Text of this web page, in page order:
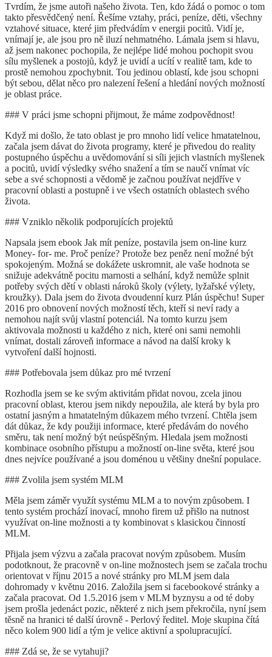
Tvrdím, že jsme autoři našeho života. Ten, kdo žádá o pomoc o tom
takto přesvědčený není. Řešíme vztahy, práci, peníze, děti, všechny
vztahové situace, které jim předvádím v energii pocitů. Vidí je,
vnímají je, ale jsou pro ně iluzí nehmatného. Lámala jsem si hlavu,
až jsem nakonec pochopila, že nejlépe lidé mohou pochopit svou
sílu myšlenek a postojů, když je uvidí a ucítí v realitě tam, kde to
prostě nemohou zpochybnit. Tou jedinou oblastí, kde jsou schopni
být sebou, dělat něco pro nalezení řešení a hledání nových možností
je oblast práce.
### V práci jsme schopni přijmout, že máme zodpovědnost!
Když mi došlo, že tato oblast je pro mnoho lidí velice hmatatelnou,
začala jsem dávat do života programy, které je přivedou do reality
postupného úspěchu a uvědomování si síli jejich vlastních myšlenek
a pocitů, uvidí výsledky svého snažení a tím se naučí vnímat víc
sebe a své schopnosti a vědomě je začnou používat nejdříve v
pracovní oblasti a postupně i ve všech ostatních oblastech svého
života.
### Vzniklo několik podporujících projektů
Napsala jsem ebook Jak mít peníze, postavila jsem on-line kurz
Money- for- me. Proč peníze? Protože bez peněz není možné být
spokojeným. Možná se dokážete uskromnit, ale vaše hodnota se
snižuje adekvátně pocitu marnosti a selhání, když nemůže splnit
potřeby svých dětí v oblasti nároků školy (výlety, lyžařské výlety,
kroužky). Dala jsem do života dvoudenní kurz Plán úspěchu! Super
2016 pro obnovení nových možností těch, kteří si neví rady a
nemohou najít svůj vlastní potenciál. Na tomto kurzu jsem
aktivovala možnosti u každého z nich, které oni sami nemohli
vnímat, dostali zároveň informace a návod na další kroky k
vytvoření další hojnosti.
### Potřebovala jsem důkaz pro mé tvrzení
Rozhodla jsem se ke svým aktivitám přidat novou, zcela jinou
pracovní oblast, kterou jsem nikdy nepoužila, ale která by byla pro
ostatní jasným a hmatatelným důkazem mého tvrzení. Chtěla jsem
dát důkaz, že kdy použiji informace, které předávám do nového
směru, tak není možný být neúspěšným. Hledala jsem možnosti
kombinace osobního přístupu a možností on-line světa, které jsou
dnes nejvíce používané a jsou doménou u většiny dnešní populace.
### Zvolila jsem systém MLM
Měla jsem záměr využít systému MLM a to novým způsobem. I
tento systém prochází inovací, mnoho firem už přišlo na nutnost
využívat on-line možnosti a ty kombinovat s klasickou činností
MLM.
Přijala jsem výzvu a začala pracovat novým způsobem. Musím
podotknout, že pracovně v on-line možnostech jsem se začala trochu
orientovat v říjnu 2015 a nové stránky pro MLM jsem dala
dohromady v květnu 2016. Založila jsem si facebookové stránky a
začala pracovat. Od 1.5.2016 jsem v MLM byznysu a od té doby
jsem prošla jedenáct pozic, některé z nich jsem překročila, nyní jsem
těsně na hranici té další úrovně - Perlový ředitel. Moje skupina čítá
něco kolem 900 lidí a tým je velice aktivní a spolupracující.
### Zdá se, že se vytahuji?